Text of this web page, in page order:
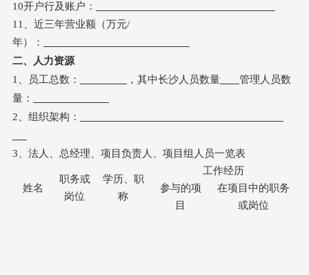
10开户行及账户：
11、近三年营业额（万元/
年）：
二、人力资源
1、员工总数：
，其中长沙人员数量
管理人员数
量：
2、组织架构：
3、法人、总经理、项目负责人、项目组人员一览表
姓名
职务或
岗位
学历、职
称
工作经历
参与的项
目
在项目中的职务
或岗位